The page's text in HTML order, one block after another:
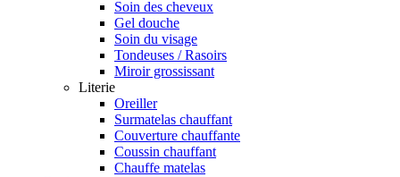
Soin des cheveux
Gel douche
Soin du visage
Tondeuses / Rasoirs
Miroir grossissant
Literie
Oreiller
Surmatelas chauffant
Couverture chauffante
Coussin chauffant
Chauffe matelas